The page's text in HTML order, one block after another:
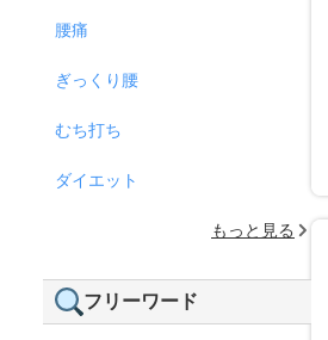
腰痛
ぎっくり腰
むち打ち
ダイエット
もっと見る
フリーワード